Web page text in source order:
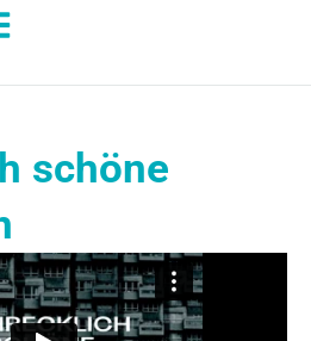
schöne